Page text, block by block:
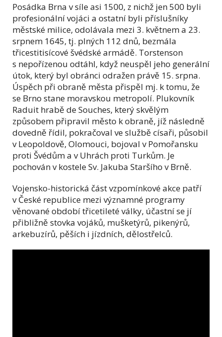
Posádka Brna v síle asi 1500, z nichž jen 500 byli
profesionální vojáci a ostatní byli příslušníky
městské milice, odolávala mezi 3. květnem a 23.
srpnem 1645, tj. plných 112 dnů, bezmála
třicestitisícové švédské armádě. Torstenson
s nepořízenou odtáhl, když neuspěl jeho generální
útok, který byl obránci odražen právě 15. srpna.
Úspěch při obraně města přispěl mj. k tomu, že
se Brno stane moravskou metropolí. Plukovník
Raduit hrabě de Souches, který skvělým
způsobem připravil město k obraně, jíž následně
dovedně řídil, pokračoval ve službě císaři, působil
v Leopoldově, Olomouci, bojoval v Pomořansku
proti Švédům a v Uhrách proti Turkům. Je
pochován v kostele Sv. Jakuba Staršího v Brně.
Vojensko-historická část vzpomínkové akce patří
v České republice mezi významné programy
věnované období třicetileté války, účastní se jí
přibližně stovka vojáků, mušketýrů, pikenýrů,
arkebuzírů, pěších i jízdních, dělostřelců.